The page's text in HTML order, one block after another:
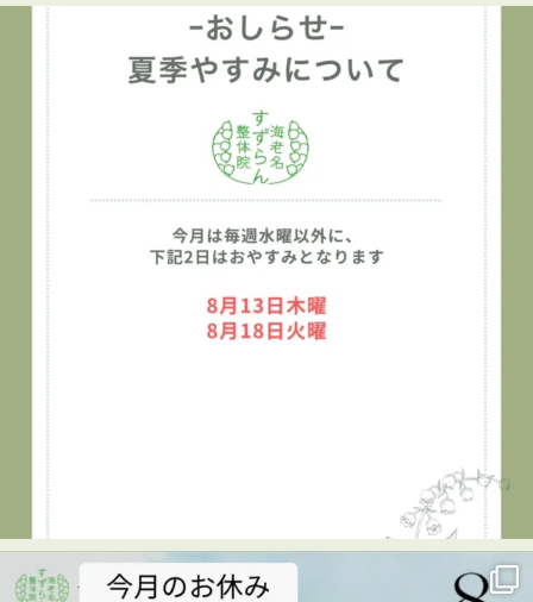
土日祝 9:00〜16:00
▶ 施術内容・院内の雰囲気はこちら
プロフィールのリンクからご覧いただけます
海老名
View on Facebook Share
海老名すずらん整体院
👦✨キッズタウン2026に参加しました！✨
7月29日、海老名市民活動センター ビナレッジで開催され
た「キッズタウン2026」に、海老名すずらん整体院も出展
させていただきました😊
キッズタウンは、子どもたちがさまざまな仕事を体験し、